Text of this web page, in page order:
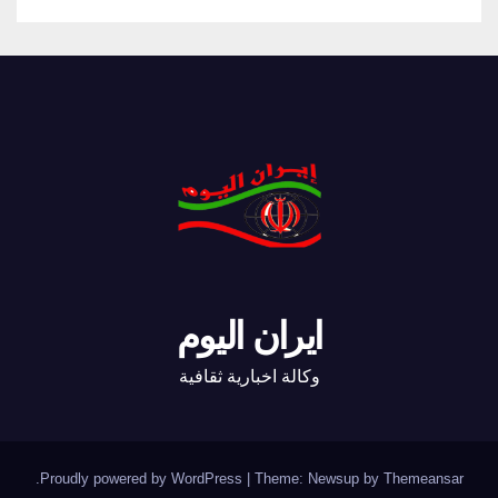
ايران اليوم
وكالة اخبارية ثقافية
Proudly powered by WordPress Theme: Newsup by Themeansar